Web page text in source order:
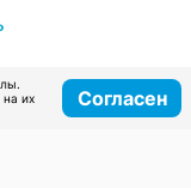
на их
Согласен